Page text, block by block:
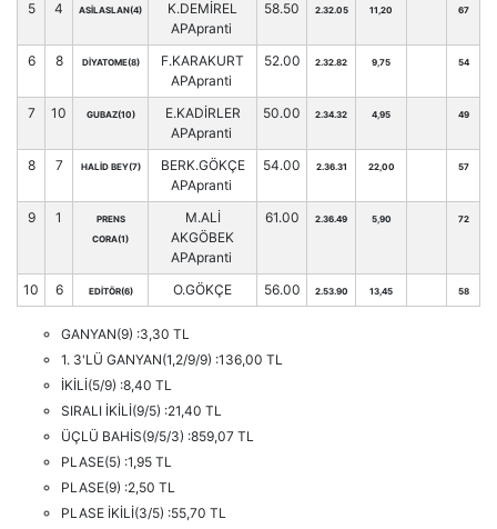
5 4 ASİLASLAN(4)
K.DEMİREL
APApranti
58.50 2.32.05 11,20 67
6 8 DİYATOME(8)
F.KARAKURT
APApranti
52.00 2.32.82 9,75 54
7 10 GUBAZ(10)
E.KADİRLER
APApranti
50.00 2.34.32 4,95 49
8 7 HALİD BEY(7)
BERK.GÖKÇE
APApranti
54.00 2.36.31 22,00 57
9 1
PRENS
CORA(1)
M.ALİ
AKGÖBEK
APApranti
61.00 2.36.49 5,90 72
10 6 EDİTÖR(6) O.GÖKÇE 56.00 2.53.90 13,45 58
GANYAN(9) :3,30 TL
1. 3'LÜ GANYAN(1,2/9/9) :136,00 TL
İKİLİ(5/9) :8,40 TL
SIRALI İKİLİ(9/5) :21,40 TL
ÜÇLÜ BAHİS(9/5/3) :859,07 TL
PLASE(5) :1,95 TL
PLASE(9) :2,50 TL
PLASE İKİLİ(3/5) :55,70 TL